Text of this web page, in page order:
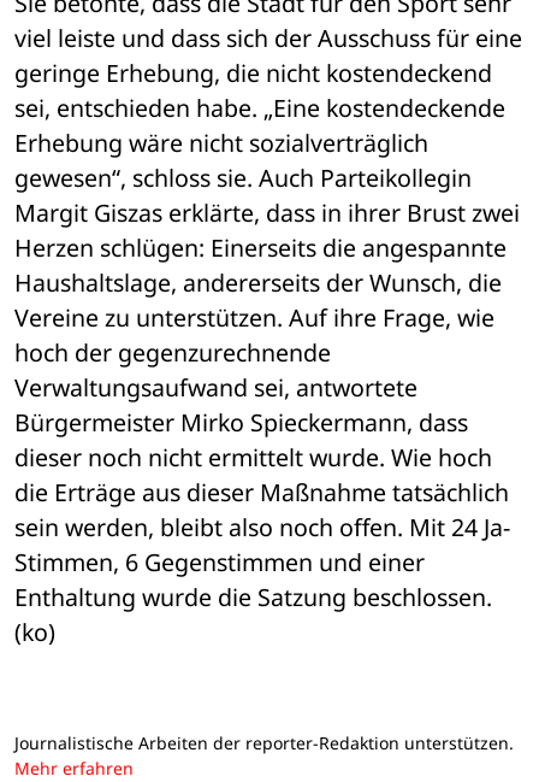
viel leiste und dass sich der Ausschuss für eine
geringe Erhebung, die nicht kostendeckend
sei, entschieden habe. „Eine kostendeckende
Erhebung wäre nicht sozialverträglich
gewesen“, schloss sie. Auch Parteikollegin
Margit Giszas erklärte, dass in ihrer Brust zwei
Herzen schlügen: Einerseits die angespannte
Haushaltslage, andererseits der Wunsch, die
Vereine zu unterstützen. Auf ihre Frage, wie
hoch der gegenzurechnende
Verwaltungsaufwand sei, antwortete
Bürgermeister Mirko Spieckermann, dass
dieser noch nicht ermittelt wurde. Wie hoch
die Erträge aus dieser Maßnahme tatsächlich
sein werden, bleibt also noch offen. Mit 24 Ja-
Stimmen, 6 Gegenstimmen und einer
Enthaltung wurde die Satzung beschlossen.
(ko)
Journalistische Arbeiten der reporter-Redaktion unterstützen.
Mehr erfahren